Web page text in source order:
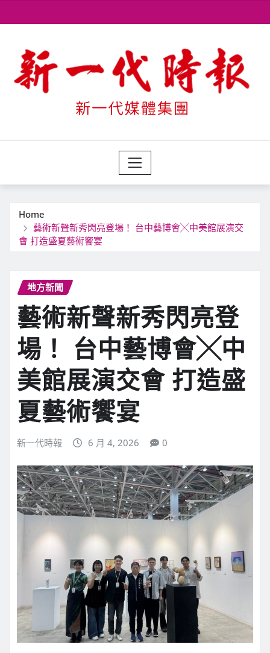
to
Home
藝術新聲新秀閃亮登場！ 台中藝博會╳中美館展演交
會 打造盛夏藝術饗宴
地方新聞
藝術新聲新秀閃亮登
場！ 台中藝博會╳中
美館展演交會 打造盛
夏藝術饗宴
新一代時報 6 月 4, 2026 0